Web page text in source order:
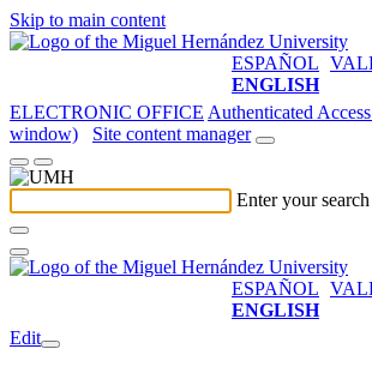
Skip to main content
ESPAÑOL
ENGLISH
ELECTRONIC OFFICE Authenticated
window)
Site content manager
Enter your search
ESPAÑOL
ENGLISH
Edit